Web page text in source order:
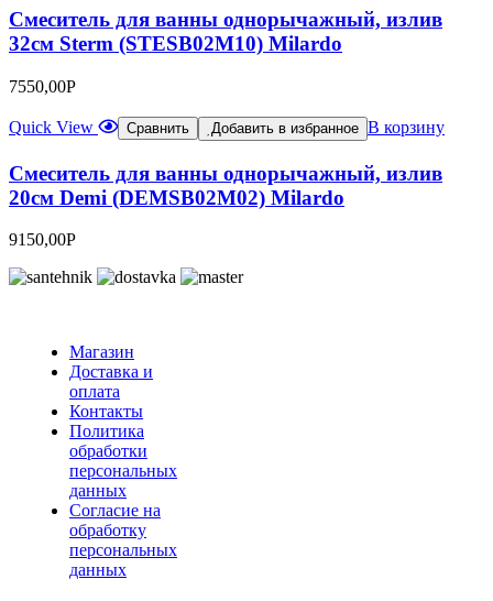
Смеситель для ванны однорычажный, излив
32см Sterm (STESB02M10) Milardo
7550,00Р
Quick View Сравнить Добавить в избранное В корзину
Смеситель для ванны однорычажный, излив
20см Demi (DEMSB02M02) Milardo
9150,00Р
Магазин
Доставка и
оплата
Контакты
Политика
обработки
персональных
данных
Согласие на
обработку
персональных
данных